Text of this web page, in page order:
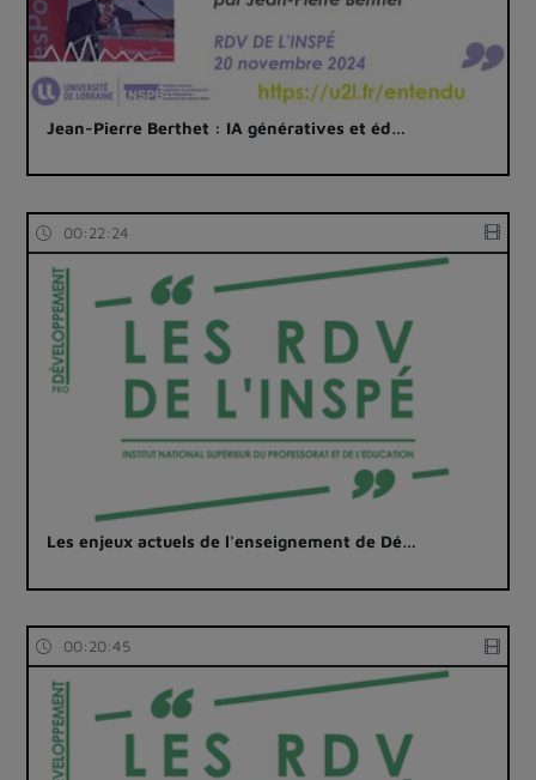
Jean-Pierre Berthet : IA génératives et éd…
00:22:24
Les enjeux actuels de l'enseignement de Dé…
00:20:45